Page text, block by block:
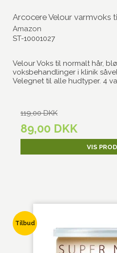
Arcocere Velour varmvoks
Amazon
ST-10001027
Velour Voks til normalt hår,
voksbehandlinger i klinik
Velegnet til alle hudtyper. 4
119,00 DKK
89,00 DKK
VIS
Tilbud